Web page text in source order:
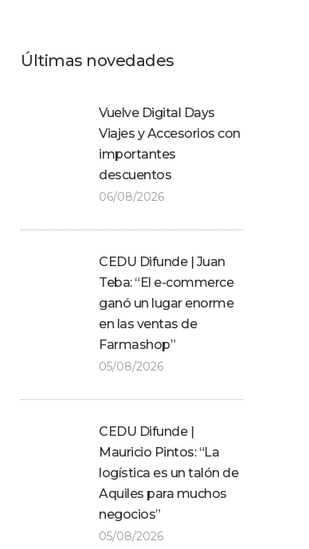
Últimas novedades
Vuelve Digital Days
Viajes y Accesorios con
importantes
descuentos
06/08/2026
CEDU Difunde | Juan
Teba: “El e-commerce
ganó un lugar enorme
en las ventas de
Farmashop”
05/08/2026
CEDU Difunde |
Mauricio Pintos: “La
logística es un talón de
Aquiles para muchos
negocios”
05/08/2026